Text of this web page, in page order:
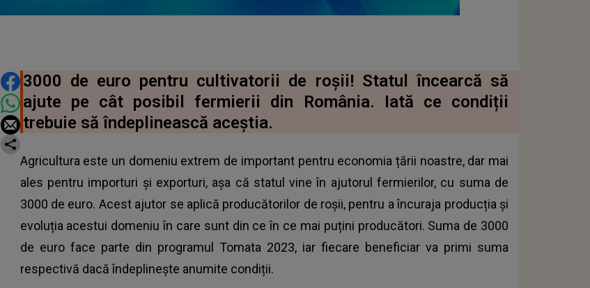
DISTRIBUIE ARTICOLUL
3000 de euro pentru cultivatorii de roșii! Statul încearcă să
ajute pe cât posibil fermierii din România. Iată ce condiții
trebuie să îndeplinească aceștia.
Agricultura este un domeniu extrem de important pentru economia țării noastre, dar mai
ales pentru importuri și exporturi, așa că statul vine în ajutorul fermierilor, cu suma de
3000 de euro. Acest ajutor se aplică producătorilor de roșii, pentru a încuraja producția și
evoluția acestui domeniu în care sunt din ce în ce mai puțini producători. Suma de 3000
de euro face parte din programul Tomata 2023, iar fiecare beneficiar va primi suma
respectivă dacă îndeplinește anumite condiții.